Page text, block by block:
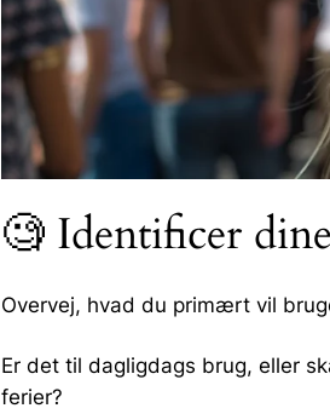
🧐 Identificer
Overvej, hvad du primært vil
Er det til dagligdags brug, eller
ferier?